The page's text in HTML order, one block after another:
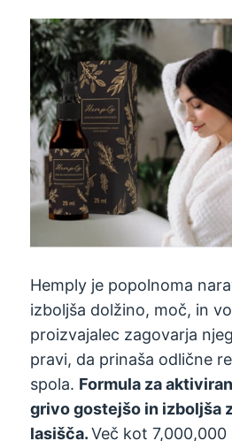
Hemply je popolnoma
izboljša dolžino, moč, in
proizvajalec zagovarja
pravi, da prinaša odlične
spola. Formula za
grivo gostejšo in izboljša
lasišča.Več kot